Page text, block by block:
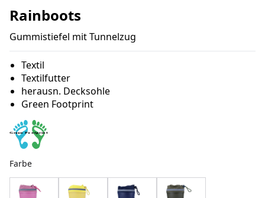
Rainboots
Gummistiefel mit Tunnelzug
Textil
Textilfutter
herausn. Decksohle
Green Footprint
Farbe